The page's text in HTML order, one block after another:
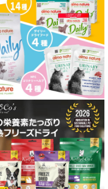
ライ）